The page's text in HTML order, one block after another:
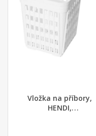
Vložka na příbory,
HENDI,